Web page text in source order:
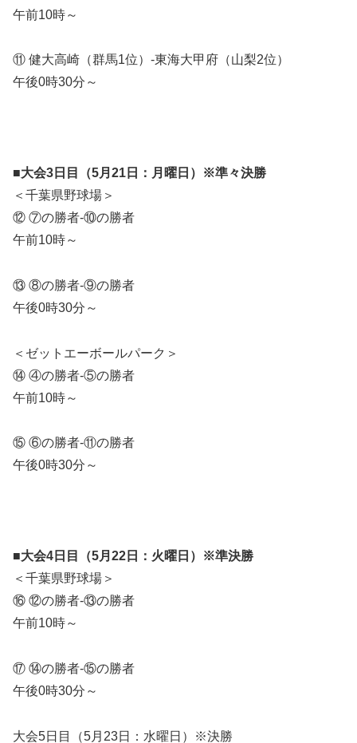
午前10時～
⑪ 健大高崎（群馬1位）-東海大甲府（山梨2位）
午後0時30分～
■大会3日目（5月21日：月曜日）※準々決勝
＜千葉県野球場＞
⑫ ⑦の勝者-⑩の勝者
午前10時～
⑬ ⑧の勝者-⑨の勝者
午後0時30分～
＜ゼットエーボールパーク＞
⑭ ④の勝者-⑤の勝者
午前10時～
⑮ ⑥の勝者-⑪の勝者
午後0時30分～
■大会4日目（5月22日：火曜日）※準決勝
＜千葉県野球場＞
⑯ ⑫の勝者-⑬の勝者
午前10時～
⑰ ⑭の勝者-⑮の勝者
午後0時30分～
大会5日目（5月23日：水曜日）※決勝